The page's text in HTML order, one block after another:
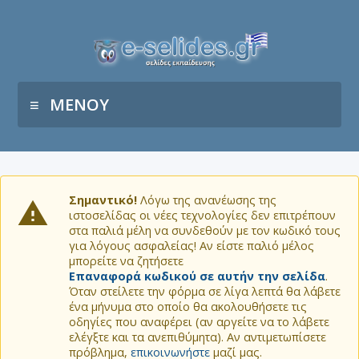
ΜΕΝΟΥ
Σημαντικό! Λόγω της ανανέωσης της
ιστοσελίδας οι νέες τεχνολογίες δεν επιτρέπουν
στα παλιά μέλη να συνδεθούν με τον κωδικό τους
για λόγους ασφαλείας! Αν είστε παλιό μέλος
μπορείτε να ζητήσετε
Επαναφορά κωδικού σε αυτήν την σελίδα.
Όταν στείλετε την φόρμα σε λίγα λεπτά θα λάβετε
ένα μήνυμα στο οποίο θα ακολουθήσετε τις
οδηγίες που αναφέρει (αν αργείτε να το λάβετε
ελέγξτε και τα ανεπιθύμητα). Αν αντιμετωπίσετε
πρόβλημα, επικοινωνήστε μαζί μας.